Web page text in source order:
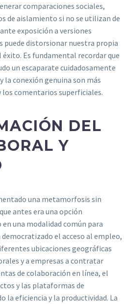
comparaciones sociales,
de aislamiento si no se utilizan de
exposición a versiones
puede distorsionar nuestra propia
éxito. Es fundamental recordar que
un escaparate cuidadosamente
la conexión genuina son más
los comentarios superficiales.
DEL
Y
una metamorfosis sin
antes era una opción
una modalidad común para
el acceso al empleo,
ubicaciones geográficas
y a empresas a contratar
de colaboración en línea, el
y las plataformas de
la eficiencia y la productividad. La